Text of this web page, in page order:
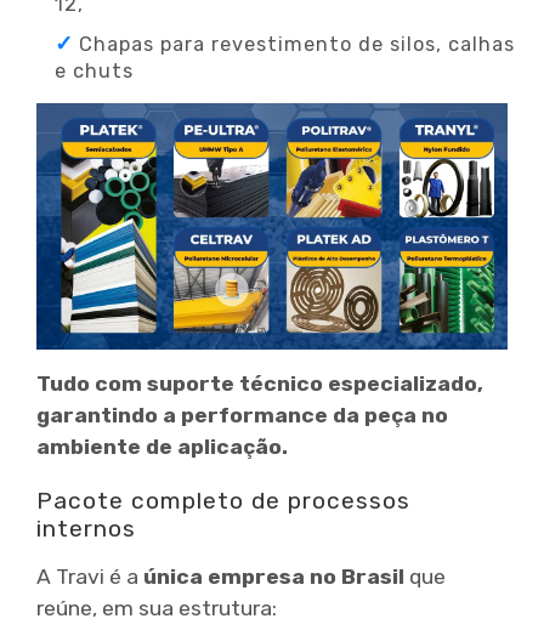
Chapas para revestimento de silos, calhas
e chuts
Tudo com suporte técnico especializado,
garantindo a performance da peça no
ambiente de aplicação.
Pacote completo de processos
internos
A Travi é a única empresa no Brasil que
reúne, em sua estrutura: